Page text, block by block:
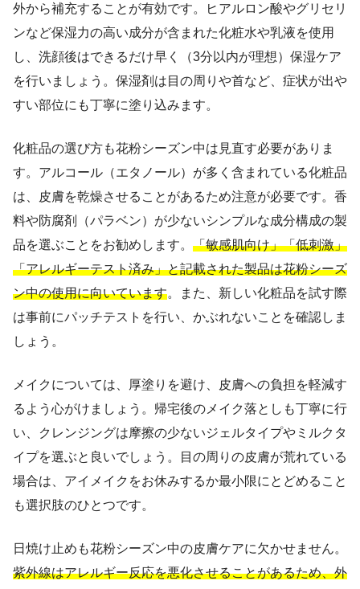
外から補充することが有効です。ヒアルロン酸やグリセリ
ンなど保湿力の高い成分が含まれた化粧水や乳液を使用
し、洗顔後はできるだけ早く（3分以内が理想）保湿ケア
を行いましょう。保湿剤は目の周りや首など、症状が出や
すい部位にも丁寧に塗り込みます。
化粧品の選び方も花粉シーズン中は見直す必要がありま
す。アルコール（エタノール）が多く含まれている化粧品
は、皮膚を乾燥させることがあるため注意が必要です。香
料や防腐剤（パラベン）が少ないシンプルな成分構成の製
品を選ぶことをお勧めします。 「敏感肌向け」「低刺激」
「アレルギーテスト済み」と記載された製品は花粉シーズ
ン中の使用に向いています。また、新しい化粧品を試す際
は事前にパッチテストを行い、かぶれないことを確認しま
しょう。
メイクについては、厚塗りを避け、皮膚への負担を軽減す
るよう心がけましょう。帰宅後のメイク落としも丁寧に行
い、クレンジングは摩擦の少ないジェルタイプやミルクタ
イプを選ぶと良いでしょう。目の周りの皮膚が荒れている
場合は、アイメイクをお休みするか最小限にとどめること
も選択肢のひとつです。
日焼け止めも花粉シーズン中の皮膚ケアに欠かせません。
紫外線はアレルギー反応を悪化させることがあるため、外